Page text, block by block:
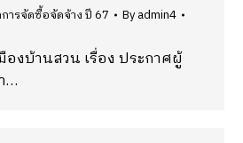
ารจัดซื้อจัดจ้าง ปี 67 Byadmin4
องบ้านสวน เรื่อง ประกาศผู้
…